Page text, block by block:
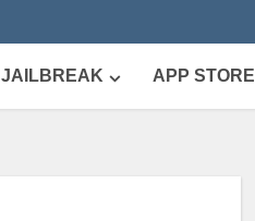
JAILBREAK APP STORE